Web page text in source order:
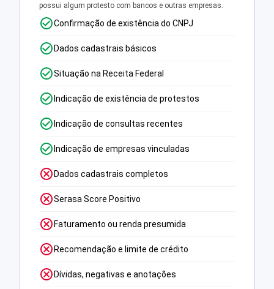
possui algum protesto com bancos e outras empresas.
Confirmação de existência do CNPJ
Dados cadastrais básicos
Situação na Receita Federal
Indicação de existência de protestos
Indicação de consultas recentes
Indicação de empresas vinculadas
Dados cadastrais completos
Serasa Score Positivo
Faturamento ou renda presumida
Recomendação e limite de crédito
Dívidas, negativas e anotações